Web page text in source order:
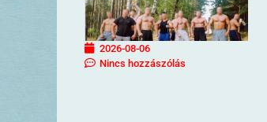
2026-08-06
Nincs hozzászólás